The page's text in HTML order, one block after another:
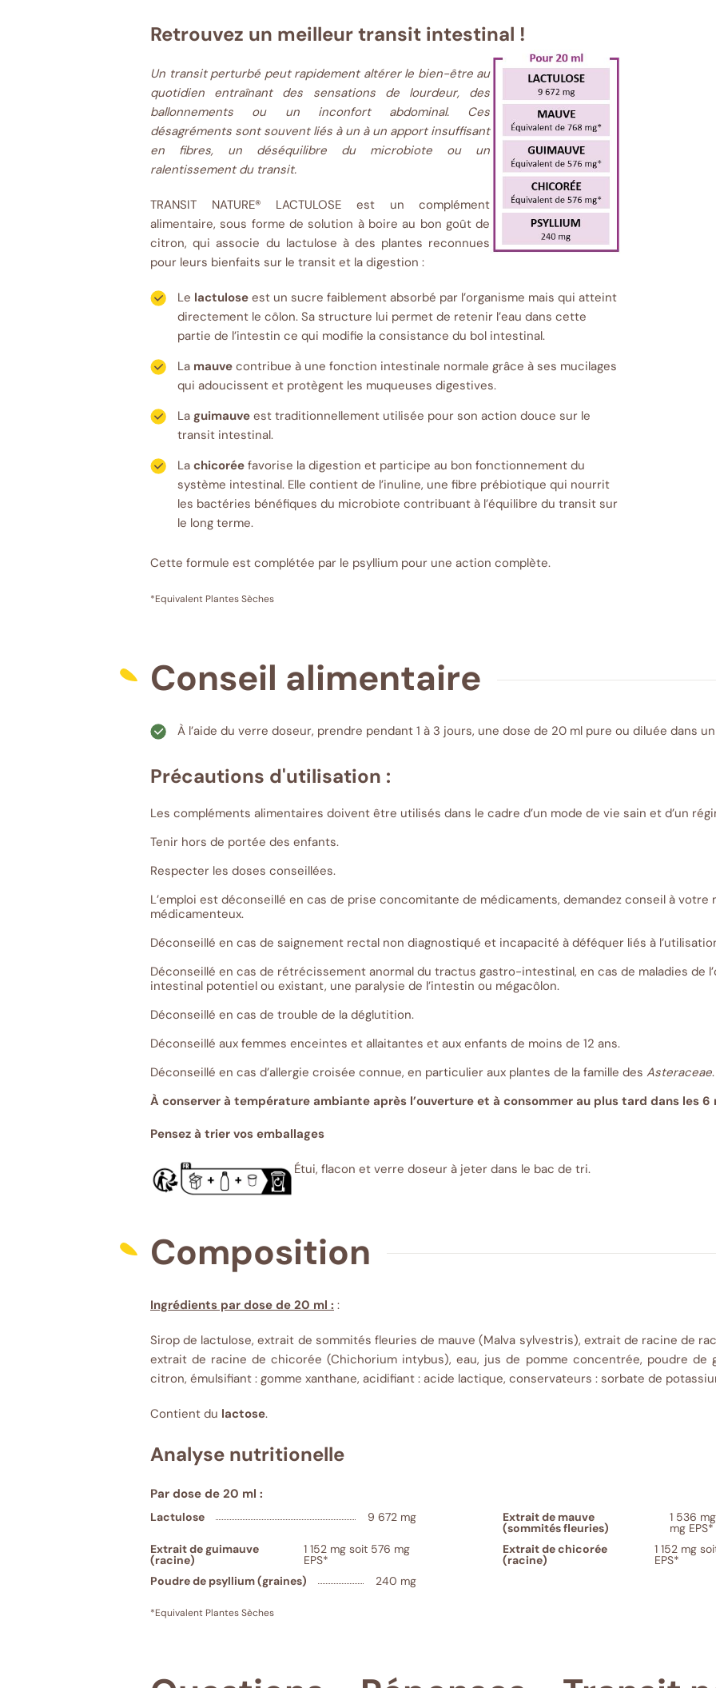
Retrouvez un meilleur transit intestinal !
Un transit perturbé peut rapidement altérer le bien-être au
quotidien entraînant des sensations de lourdeur, des
ballonnements ou un inconfort abdominal. Ces
désagréments sont souvent liés à un à un apport insuffisant
en fibres, un déséquilibre du microbiote ou un
ralentissement du transit.
TRANSIT NATURE® LACTULOSE est un complément
alimentaire, sous forme de solution à boire au bon goût de
citron, qui associe du lactulose à des plantes reconnues
pour leurs bienfaits sur le transit et la digestion :
Le lactulose est un sucre faiblement absorbé par l’organisme mais qui atteint
directement le côlon. Sa structure lui permet de retenir l’eau dans cette
partie de l’intestin ce qui modifie la consistance du bol intestinal.
La mauve contribue à une fonction intestinale normale grâce à ses mucilages
qui adoucissent et protègent les muqueuses digestives.
La guimauve est traditionnellement utilisée pour son action douce sur le
transit intestinal.
La chicorée favorise la digestion et participe au bon fonctionnement du
système intestinal. Elle contient de l’inuline, une fibre prébiotique qui nourrit
les bactéries bénéfiques du microbiote contribuant à l’équilibre du transit sur
le long terme.
Cette formule est complétée par le psyllium pour une action complète.
*Equivalent Plantes Sèches
Conseil alimentaire
À l’aide du verre doseur, prendre pendant 1 à 3 jours, une dose de 20 ml pure ou diluée dans un
Précautions d'utilisation :
Les compléments alimentaires doivent être utilisés dans le cadre d’un mode de vie sain et d’un
Tenir hors de portée des enfants.
Respecter les doses conseillées.
L’emploi est déconseillé en cas de prise concomitante de médicaments, demandez conseil à
médicamenteux.
Déconseillé en cas de saignement rectal non diagnostiqué et incapacité à déféquer liés à
Déconseillé en cas de rétrécissement anormal du tractus gastro-intestinal, en cas de maladies de
intestinal potentiel ou existant, une paralysie de l’intestin ou mégacôlon.
Déconseillé en cas de trouble de la déglutition.
Déconseillé aux femmes enceintes et allaitantes et aux enfants de moins de 12 ans.
Déconseillé en cas d’allergie croisée connue, en particulier aux plantes de la famille des Asteraceae.
À conserver à température ambiante après l’ouverture et à consommer au plus tard dans les 6
Pensez à trier vos emballages
Étui, flacon et verre doseur à jeter dans le bac de tri.
Composition
Ingrédients par dose de 20 ml : :
Sirop de lactulose, extrait de sommités fleuries de mauve (Malva sylvestris), extrait de racine de
extrait de racine de chicorée (Chichorium intybus), eau, jus de pomme concentrée, poudre de
citron, émulsifiant : gomme xanthane, acidifiant : acide lactique, conservateurs : sorbate de
Contient du lactose.
Analyse nutritionelle
Par dose de 20 ml :
Lactulose 9 672 mg Extrait de mauve
(sommités fleuries)
1 536
mg EPS*
Extrait de guimauve
(racine)
1 152 mg soit 576 mg
EPS*
Extrait de chicorée
(racine)
1 152 mg
EPS*
Poudre de psyllium (graines)
240 mg
*Equivalent Plantes Sèches